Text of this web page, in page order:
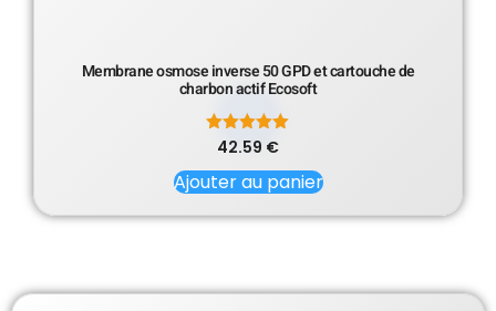
Membrane osmose inverse 50 GPD et cartouche de
charbon actif Ecosoft
Note
sur 5
42.59 €
Ajouter au panier